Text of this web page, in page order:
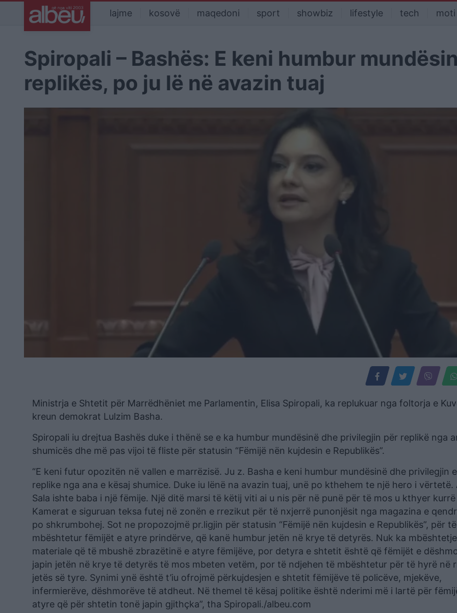
lajme kosovë maqedoni sport showbiz lifestyle tech moti
Spiropali – Bashës: E keni humbur
replikës, po ju lë në avazin tuaj
Ministrja e Shtetit për Marrëdhëniet me Parlamentin, Elisa Spiropali, ka replukuar nga foltorja e
kreun demokrat Lulzim Basha.
Spiropali iu drejtua Bashës duke i thënë se e ka humbur mundësinë dhe privilegjin për replikë nga
shumicës dhe më pas vijoi të fliste për statusin “Fëmijë nën kujdesin e Republikës”.
“E keni futur opozitën në vallen e marrëzisë. Ju z. Basha e keni humbur mundësinë dhe privilegjin
replike nga ana e kësaj shumice. Duke iu lënë na avazin tuaj, unë po kthehem te një hero i vërtetë.
Sala ishte baba i një fëmije. Një ditë marsi të këtij viti ai u nis për në punë për të mos u kthyer kurrë
Kamerat e siguruan teksa futej në zonën e rrezikut për të nxjerrë punonjësit nga magazina e
po shkrumbohej. Sot ne propozojmë pr.ligjin për statusin “Fëmijë nën kujdesin e Republikës”, për të
mbështetur fëmijët e atyre prindërve, që kanë humbur jetën në krye të detyrës. Nuk ka mbështetje
materiale që të mbushë zbrazëtinë e atyre fëmijëve, por detyra e shtetit është që fëmijët e
japin jetën në krye të detyrës të mos mbeten vetëm, por të ndjehen të mbështetur për të hyrë në
jetës së tyre. Synimi ynë është t’iu ofrojmë përkujdesjen e shtetit fëmijëve të policëve, mjekëve,
infermierëve, dëshmorëve të atdheut. Në themel të kësaj politike është nderimi më i lartë për
atyre që për shtetin tonë japin gjithçka”, tha Spiropali./albeu.com